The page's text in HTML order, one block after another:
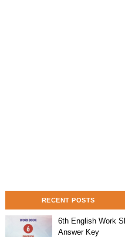
RECENT POSTS
6th English Work
Answer Key